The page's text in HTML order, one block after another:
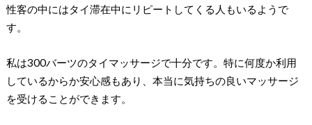
性客の中にはタイ滞在中にリピートしてくる人もいるようで
す。
私は300バーツのタイマッサージで十分です。特に何度か利用
しているからか安心感もあり、本当に気持ちの良いマッサージ
を受けることができます。